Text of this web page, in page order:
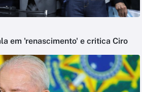
em 'renascimento' e critica Ciro